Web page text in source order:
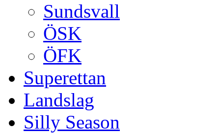
Sundsvall
ÖSK
ÖFK
Superettan
Landslag
Silly Season